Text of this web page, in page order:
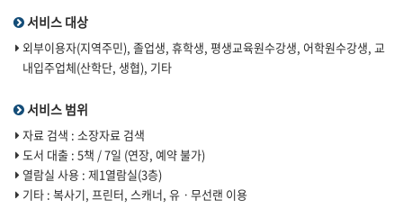
서비스 대상
외부이용자(지역주민), 졸업생, 휴학생, 평생교육원수강생, 어학원수강생, 교
내입주업체(산학단, 생협), 기타
서비스 범위
자료 검색 : 소장자료 검색
도서 대출 : 5책 / 7일 (연장, 예약 불가)
열람실 사용 : 제1열람실(3층)
기타 : 복사기, 프린터, 스캐너, 유ㆍ무선랜 이용